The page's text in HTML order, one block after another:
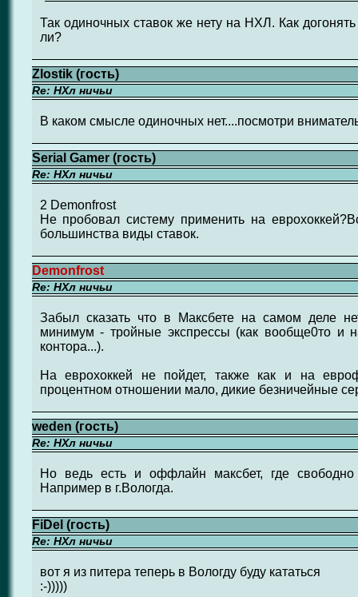
Так одиночных ставок же нету на НХЛ. Как
ли?
Zlostik (гость)
Re: НХл ничьи
В каком смысле одиночных нет....посмотри
Serial Gamer (гость)
Re: НХл ничьи
2 Demonfrost
Не пробовал систему применить на
большинства виды ставок.
Demonfrost
Re: НХл ничьи
Забыл сказать что в Максбете на самом деле
минимум - тройные экспрессы (как вообще0то и
контора...).
На еврохоккей не пойдет, также как и на
процентном отношении мало, дикие безничейные
weden (гость)
Re: НХл ничьи
Но ведь есть и оффлайн максбет, где
Например в г.Вологда.
FiDel (гость)
Re: НХл ничьи
вот я из питера теперь в Вологду буду кататься
:-)))))